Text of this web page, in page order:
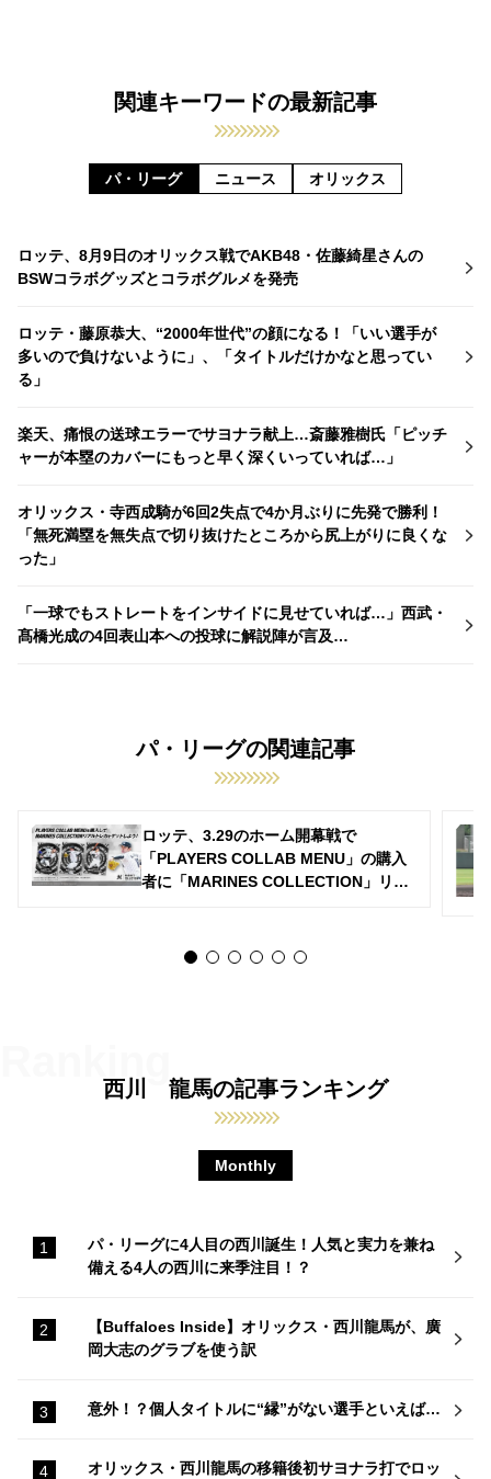
関連キーワードの最新記事
パ・リーグ ニュース オリックス
ロッテ、8月9日のオリックス戦でAKB48・佐藤綺星さんの
BSWコラボグッズとコラボグルメを発売
ロッテ・藤原恭大、“2000年世代”の顔になる！「いい選手が
多いので負けないように」、「タイトルだけかなと思ってい
る」
楽天、痛恨の送球エラーでサヨナラ献上…斎藤雅樹氏「ピッチ
ャーが本塁のカバーにもっと早く深くいっていれば…」
オリックス・寺西成騎が6回2失点で4か月ぶりに先発で勝利！
「無死満塁を無失点で切り抜けたところから尻上がりに良くな
った」
「一球でもストレートをインサイドに見せていれば…」西武・
髙橋光成の4回表山本への投球に解説陣が言及…
パ・リーグの関連記事
ロッテ、3.29のホーム開幕戦で
「PLAYERS COLLAB MENU」の購入
者に「MARINES COLLECTION」リア
西川 龍馬の記事ランキング
Monthly
パ・リーグに4人目の西川誕生！人気と実力を兼ね
備える4人の西川に来季注目！？
【Buffaloes Inside】オリックス・西川龍馬が、廣
岡大志のグラブを使う訳
意外！？個人タイトルに“縁”がない選手といえば…
オリックス・西川龍馬の移籍後初サヨナラ打でロッ